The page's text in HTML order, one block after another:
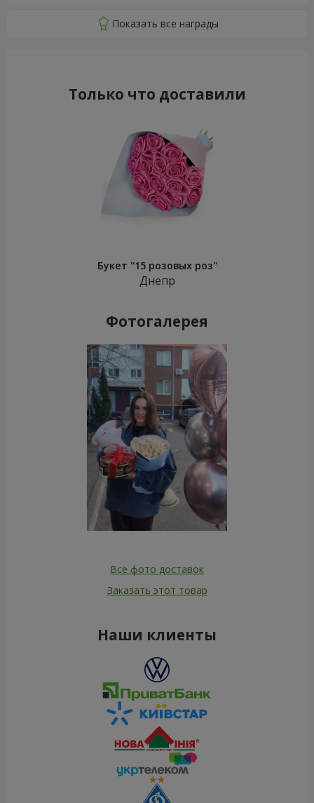
Только что доставили
Букет "15 розовых роз"
Днепр
Фотогалерея
Все фото доставок
Заказать этот товар
Наши клиенты